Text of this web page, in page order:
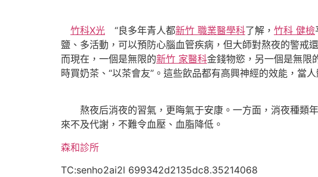
竹科X光 “良多年青人都新竹 職業醫學科了解， 竹科 健檢
鹽、多活動，可以預防心腦血管疾病，但大師對熬夜的警戒
而現在，一個是無限的新竹 家醫科金錢物慾，另一個是無限
時買奶茶、“以茶會友”。這些飲品都有高興神經的效能，當
熬夜后消夜的習氣，更晦氣于安康。一方面，消夜種類
來不及代謝，不難令血壓、血脂降低。
森和診所
TC:senho2ai2l 699342d2135dc8.35214068